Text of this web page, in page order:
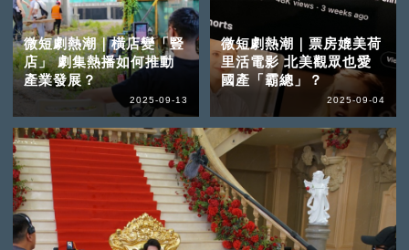
微短劇熱潮｜橫店變「豎
店」 劇集熱播如何推動
產業發展？
2025-09-13
微短劇熱潮｜票房媲美荷
里活電影 北美觀眾也愛
國產「霸總」？
2025-09-04